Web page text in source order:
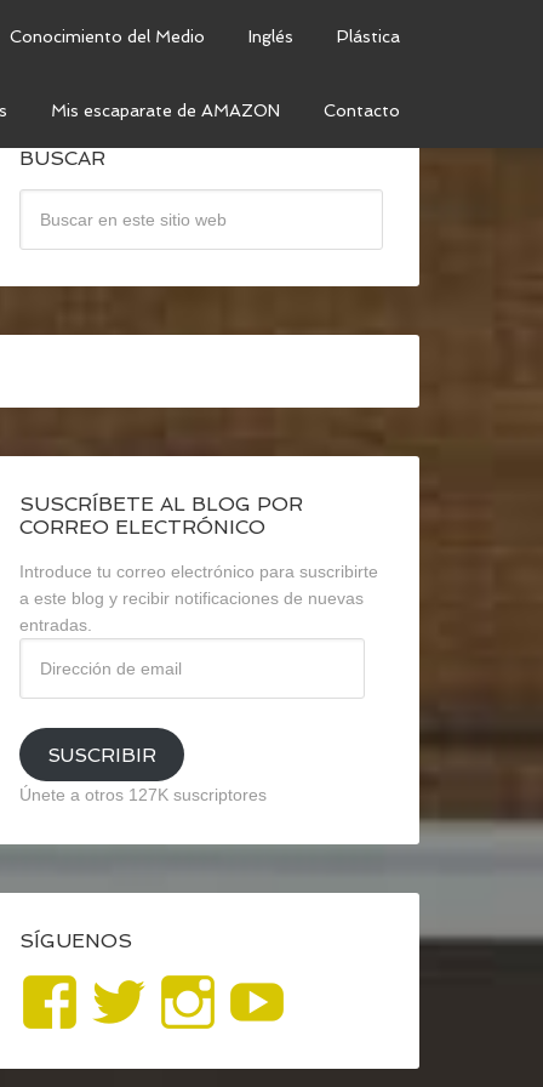
Conocimiento del Medio Inglés Plástica
Mis escaparate de AMAZON Contacto
BUSCAR
SUSCRÍBETE AL BLOG POR
CORREO ELECTRÓNICO
Introduce tu correo electrónico para suscribirte
a este blog y recibir notificaciones de nuevas
entradas.
email
SUSCRIBIR
Únete a otros 127K suscriptores
SÍGUENOS
Ver
perfil
Ver
perfil
Ver
perfil